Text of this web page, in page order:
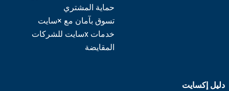
حماية المشتري
تسوق بآمان مع ×سايت
خدمات xسايت للشركات
المقايضة
دليل إكسايت